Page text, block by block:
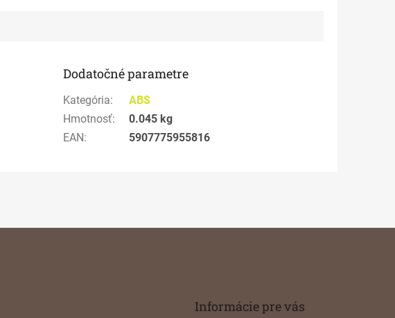
Dodatočné parametre
Kategória:
ABS
Hmotnosť:
0.045 kg
EAN: 5907775955816
Informácie pre vás